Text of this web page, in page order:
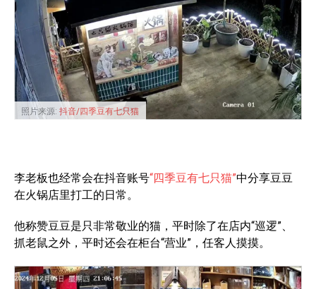
照片来源: 抖音/四季豆有七只猫
李老板也经常会在抖音账号“四季豆有七只猫”中分享豆豆
在火锅店里打工的日常。
他称赞豆豆是只非常敬业的猫，平时除了在店内“巡逻”、
抓老鼠之外，平时还会在柜台“营业”，任客人摸摸。